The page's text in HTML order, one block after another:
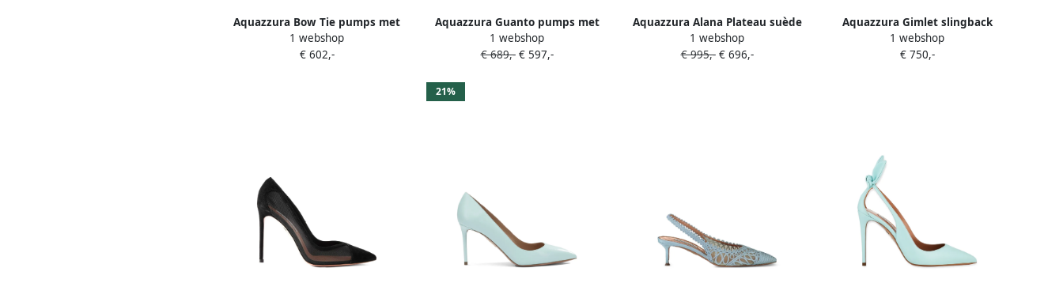
Aquazzura Bow Tie pumps met
mesh hak Zwart
1 webshop
€ 602,-
Aquazzura Guanto pumps met
puntige neus Blauw
1 webshop
€ 689,-€ 597,-
Aquazzura Alana Plateau suède
pumps met hak Zwart
1 webshop
€ 995,-€ 696,-
Aquazzura Gimlet slingback
pumps met mesh hak Goud
1 webshop
€ 750,-
21%